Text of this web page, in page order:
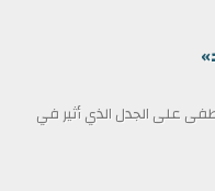
على الجدل الذي أثير في